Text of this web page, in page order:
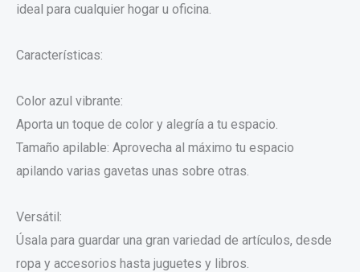
ideal para cualquier hogar u oficina.
Características:
Color azul vibrante:
Aporta un toque de color y alegría a tu espacio.
Tamaño apilable: Aprovecha al máximo tu espacio
apilando varias gavetas unas sobre otras.
Versátil:
Úsala para guardar una gran variedad de artículos, desde
ropa y accesorios hasta juguetes y libros.